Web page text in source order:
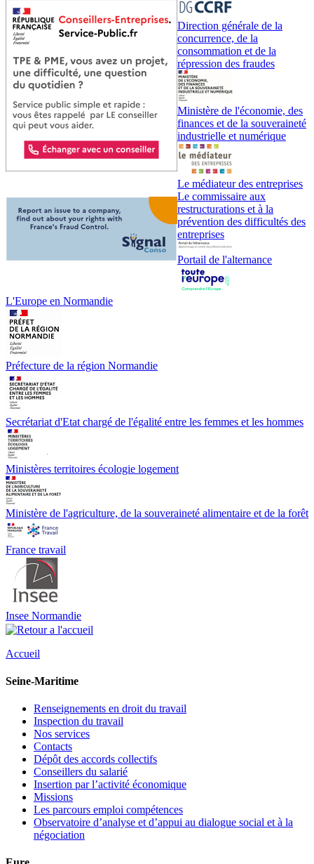
Direction générale de la
concurrence, de la
consommation et de la
répression des fraudes
Ministère de l'économie, des
finances et de la souveraineté
industrielle et numérique
Le médiateur des entreprises
Le commissaire aux
restructurations et à la
prévention des difficultés des
entreprises
Portail de l'alternance
L'Europe en Normandie
Préfecture de la région Normandie
Secrétariat d'Etat chargé de l'égalité entre les femmes et les hommes
Ministères territoires écologie logement
Ministère de l'agriculture, de la souveraineté alimentaire et de la forêt
France travail
Insee Normandie
Accueil
Seine-Maritime
Renseignements en droit du travail
Inspection du travail
Nos services
Contacts
Dépôt des accords collectifs
Conseillers du salarié
Insertion par l’activité économique
Missions
Les parcours emploi compétences
Observatoire d’analyse et d’appui au dialogue social et à la
négociation